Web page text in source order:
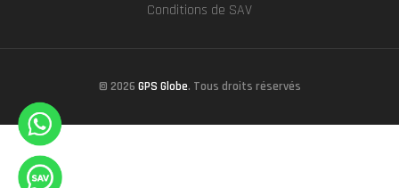
Conditions de SAV
© 2026 GPS Globe. Tous droits réservés